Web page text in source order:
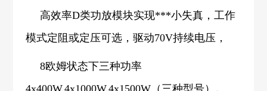
高效率D类功放模块实现***小失真，工作
模式定阻或定压可选，驱动70V持续电压，
8欧姆状态下三种功率
4x400W,4x1000W,4x1500W（三种型号）。